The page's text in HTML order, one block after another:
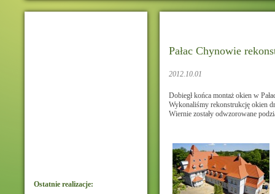
Ostatnie realizacje:
Pałac Chynowie
2012.10.01
Dobiegł końca montaż okien w
Wykonaliśmy rekonstrukcję okien
Wiernie zostały odwzorowane